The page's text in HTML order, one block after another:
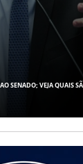
- 07 DE AGOSTO DE